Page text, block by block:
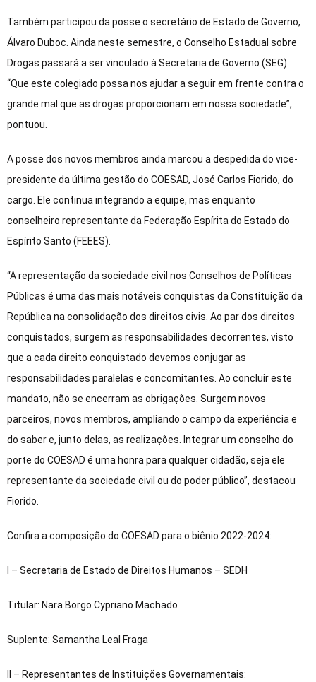
Também participou da posse o secretário de Estado de Governo,
Álvaro Duboc. Ainda neste semestre, o Conselho Estadual sobre
Drogas passará a ser vinculado à Secretaria de Governo (SEG).
“Que este colegiado possa nos ajudar a seguir em frente contra o
grande mal que as drogas proporcionam em nossa sociedade”,
pontuou.
A posse dos novos membros ainda marcou a despedida do vice-
presidente da última gestão do COESAD, José Carlos Fiorido, do
cargo. Ele continua integrando a equipe, mas enquanto
conselheiro representante da Federação Espírita do Estado do
Espírito Santo (FEEES).
“A representação da sociedade civil nos Conselhos de Políticas
Públicas é uma das mais notáveis conquistas da Constituição da
República na consolidação dos direitos civis. Ao par dos direitos
conquistados, surgem as responsabilidades decorrentes, visto
que a cada direito conquistado devemos conjugar as
responsabilidades paralelas e concomitantes. Ao concluir este
mandato, não se encerram as obrigações. Surgem novos
parceiros, novos membros, ampliando o campo da experiência e
do saber e, junto delas, as realizações. Integrar um conselho do
porte do COESAD é uma honra para qualquer cidadão, seja ele
representante da sociedade civil ou do poder público”, destacou
Fiorido.
Confira a composição do COESAD para o biênio 2022-2024:
I – Secretaria de Estado de Direitos Humanos – SEDH
Titular: Nara Borgo Cypriano Machado
Suplente: Samantha Leal Fraga
II – Representantes de Instituições Governamentais: